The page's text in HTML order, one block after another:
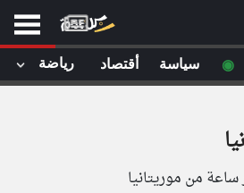
'.$country_l.''.$country_l.''.$country_l.'
الصفحة الرئيسية
من موريتانيا
◉ سياسة أقتصاد رياضة
موقع
كل
يوم